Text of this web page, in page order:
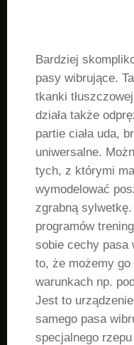
Bardziej
pasy wibrujące.
tkanki
działa także
partie ciała uda,
uniwersalne.
tych, z którymi
wymodelować
zgrabną
programów
sobie cechy pasa
to, że możemy
warunkach np.
Jest to
samego pasa
specjalnego